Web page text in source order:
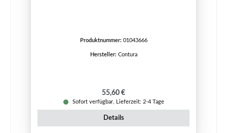
Produktnummer: 01043666
Hersteller: Contura
Regulärer Preis:
55,60 €
Sofort verfügbar, Lieferzeit: 2-4 Tage
Details